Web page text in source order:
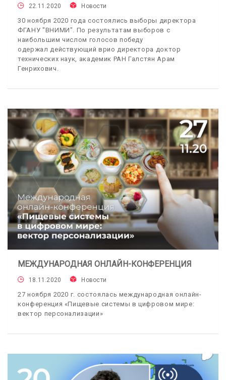
22.11.2020 Новости
30 ноября 2020 года состоялись выборы директора
ФГАНУ "ВНИМИ". По результатам выборов с
наибольшим числом голосов победу
одержал действующий врио директора доктор
технических наук, академик РАН Галстян Арам
Генрихович.
МЕЖДУНАРОДНАЯ ОНЛАЙН-КОНФЕРЕНЦИЯ
18.11.2020 Новости
27 ноября 2020 г. состоялась международная онлайн-
конференция «Пищевые системы в цифровом мире:
вектор персонализации»